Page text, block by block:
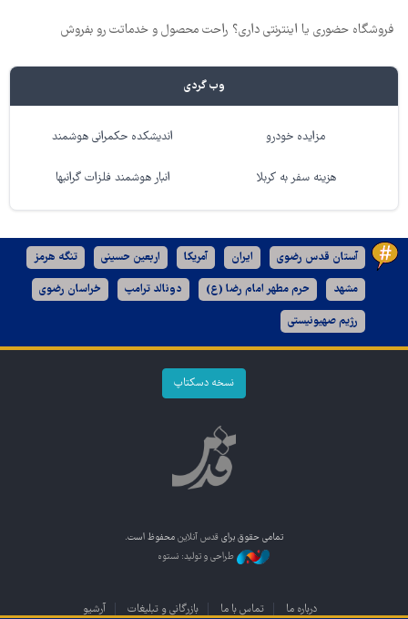
فروشگاه حضوری یا اینترنتی داری؟ راحت محصول و خدماتت رو بفروش
وب گردی
مزایده خودرو اندیشکده حکمرانی هوشمند
هزینه سفر به کربلا انبار هوشمند فلزات گرانبها
آستان قدس رضوی ایران آمریکا اربعین حسینی تنگه هرمز
مشهد حرم مطهر امام رضا (ع) دونالد ترامپ خراسان رضوی
رژیم صهیونیستی
نسخه دسکتاپ
تمامی حقوق برای قدس آنلاین محفوظ است.
طراحی و تولید: نستوه
درباره ما تماس با ما بازرگانی و تبلیغات آرشیو